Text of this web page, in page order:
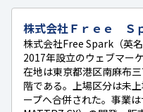
株式会社Ｆｒｅｅ Ｓ
株式会社Free Spark（英
2017年設立のウェブマー
在地は東京都港区南麻布
階である。上場区分は未
ープへ合併された。事業